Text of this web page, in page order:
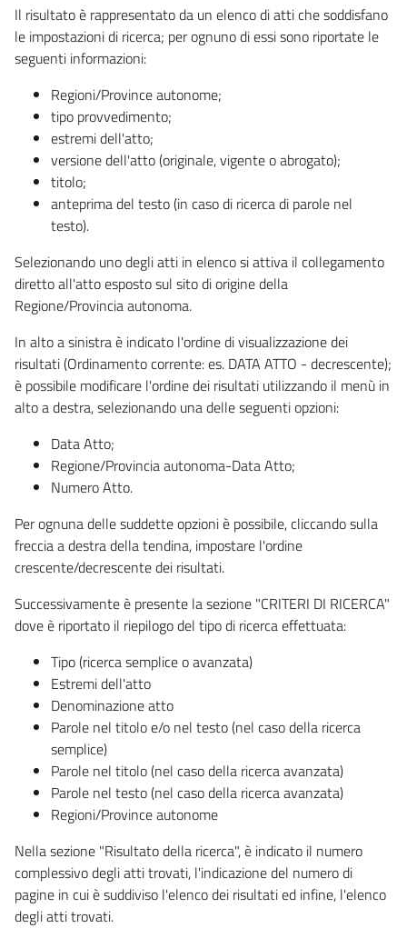
Il risultato è rappresentato da un elenco di atti che soddisfano
le impostazioni di ricerca; per ognuno di essi sono riportate le
seguenti informazioni:
Regioni/Province autonome;
tipo provvedimento;
estremi dell'atto;
versione dell'atto (originale, vigente o abrogato);
titolo;
anteprima del testo (in caso di ricerca di parole nel
testo).
Selezionando uno degli atti in elenco si attiva il collegamento
diretto all'atto esposto sul sito di origine della
Regione/Provincia autonoma.
In alto a sinistra è indicato l'ordine di visualizzazione dei
risultati (Ordinamento corrente: es. DATA ATTO - decrescente);
è possibile modificare l'ordine dei risultati utilizzando il menù in
alto a destra, selezionando una delle seguenti opzioni:
Data Atto;
Regione/Provincia autonoma-Data Atto;
Numero Atto.
Per ognuna delle suddette opzioni è possibile, cliccando sulla
freccia a destra della tendina, impostare l'ordine
crescente/decrescente dei risultati.
Successivamente è presente la sezione "CRITERI DI RICERCA"
dove è riportato il riepilogo del tipo di ricerca effettuata:
Tipo (ricerca semplice o avanzata)
Estremi dell'atto
Denominazione atto
Parole nel titolo e/o nel testo (nel caso della ricerca
semplice)
Parole nel titolo (nel caso della ricerca avanzata)
Parole nel testo (nel caso della ricerca avanzata)
Regioni/Province autonome
Nella sezione "Risultato della ricerca", è indicato il numero
complessivo degli atti trovati, l'indicazione del numero di
pagine in cui è suddiviso l'elenco dei risultati ed infine, l'elenco
degli atti trovati.